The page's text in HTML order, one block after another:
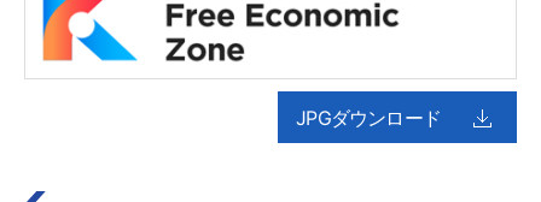
JPGダウンロード